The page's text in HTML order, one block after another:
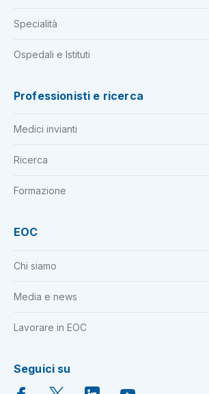
Specialità
Ospedali e Istituti
Professionisti e ricerca
Medici invianti
Ricerca
Formazione
EOC
Chi siamo
Media e news
Lavorare in EOC
Seguici su